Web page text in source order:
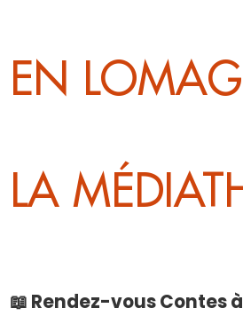
EN
LA
📖 Rendez-vous Contes